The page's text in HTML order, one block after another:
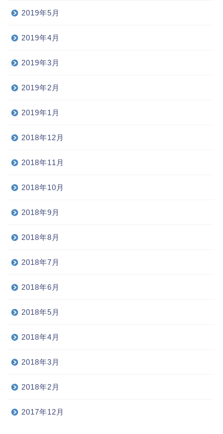
2019年5月
2019年4月
2019年3月
2019年2月
2019年1月
2018年12月
2018年11月
2018年10月
2018年9月
2018年8月
2018年7月
2018年6月
2018年5月
2018年4月
2018年3月
2018年2月
2017年12月